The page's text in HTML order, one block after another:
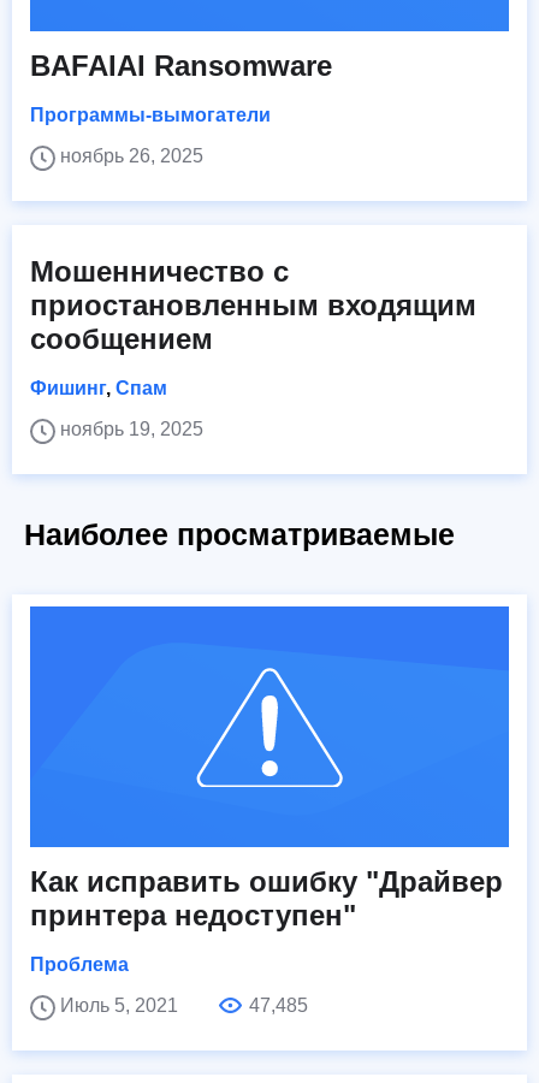
BAFAIAI Ransomware
Программы-вымогатели
ноябрь 26, 2025
Мошенничество с
приостановленным входящим
сообщением
Фишинг, Спам
ноябрь 19, 2025
Наиболее просматриваемые
Как исправить ошибку "Драйвер
принтера недоступен"
Проблема
Июль 5, 2021
47,485